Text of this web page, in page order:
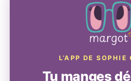
L’APP DE SOPHIE
Tu manges